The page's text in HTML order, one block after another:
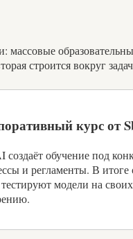
массовые
строится вокруг
курс от
создаёт обучение под
и регламенты. В
тестируют модели на